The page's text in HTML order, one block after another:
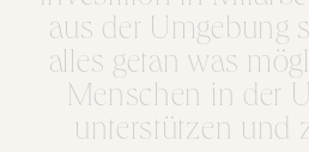
aus der Umgebung
alles getan was
Menschen in der
unterstützen und